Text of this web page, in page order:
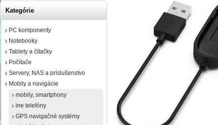
Kategórie
PC komponenty
Notebooky
Tablety a čítačky
Počítače
Servery, NAS a príslušenstvo
Mobily a navigácie
mobily, smartphony
ine telefóny
GPS navigačné systémy